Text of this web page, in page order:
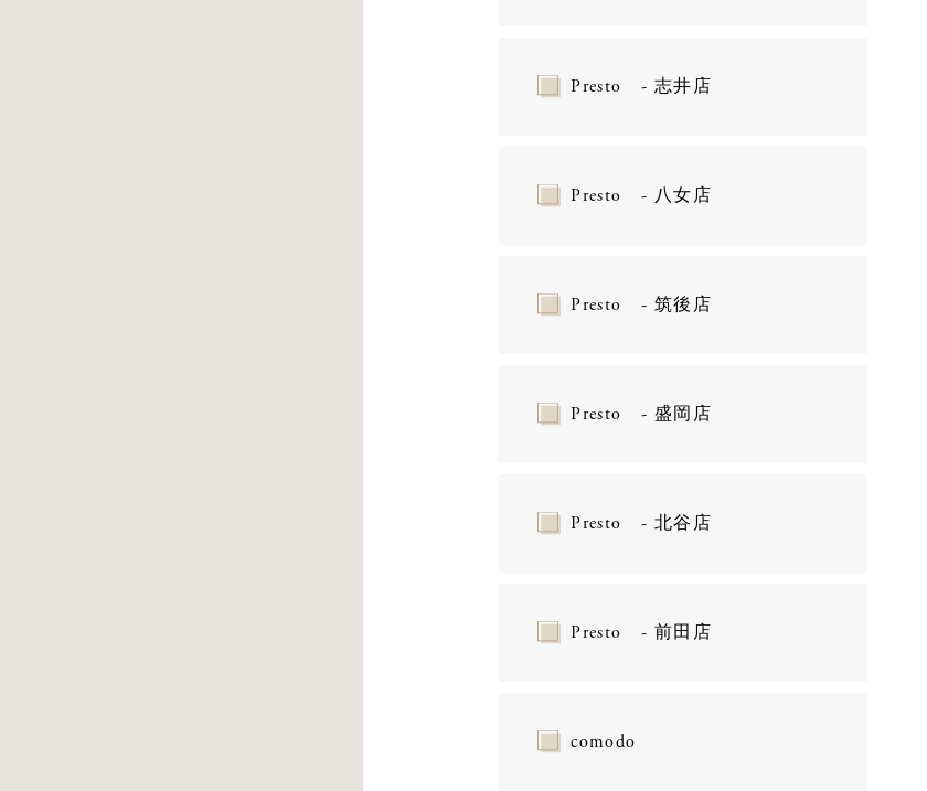
Presto - 志井店
Presto - 八女店
Presto - 筑後店
Presto - 盛岡店
Presto - 北谷店
Presto - 前田店
comodo